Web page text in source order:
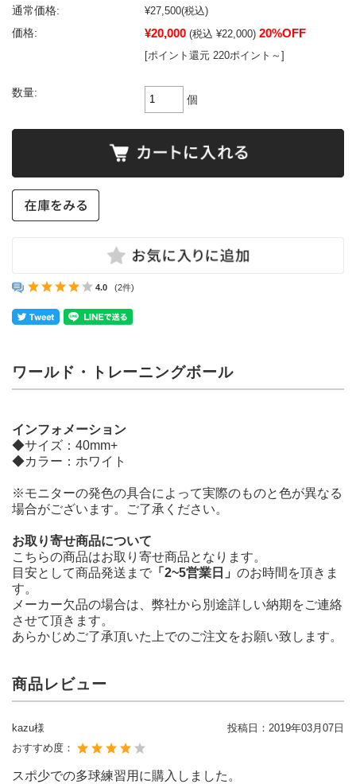
通常価格: ¥27,500(税込)
価格:
¥20,000 (税込 ¥22,000) 20%OFF
[ポイント還元 220ポイント～]
数量:
個
4.0 (2件)
ワールド・トレーニングボール
インフォメーション
◆サイズ：40mm+
◆カラー：ホワイト
※モニターの発色の具合によって実際のものと色が異なる
場合がございます。ご了承ください。
お取り寄せ商品について
こちらの商品はお取り寄せ商品となります。
目安として商品発送まで 「2~5営業日」 のお時間を頂きま
す。
メーカー欠品の場合は、弊社から別途詳しい納期をご連絡
させて頂きます。
あらかじめご了承頂いた上でのご注文をお願い致します。
商品レビュー
kazu様 投稿日： 2019年03月07日
おすすめ度：
スポ少での多球練習用に購入しました。